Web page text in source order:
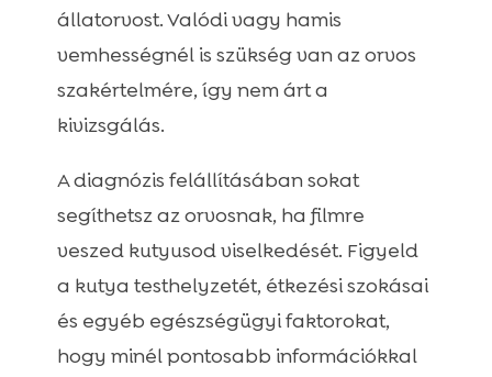
állatorvost. Valódi vagy hamis
vemhességnél is szükség van az orvos
szakértelmére, így nem árt a
kivizsgálás.
A diagnózis felállításában sokat
segíthetsz az orvosnak, ha filmre
veszed kutyusod viselkedését. Figyeld
a kutya testhelyzetét, étkezési szokásai
és egyéb egészségügyi faktorokat,
hogy minél pontosabb információkkal